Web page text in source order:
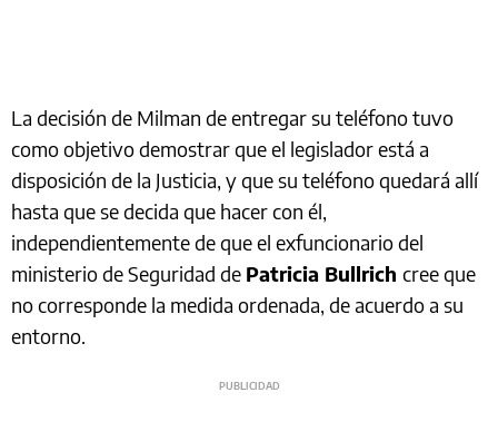
La decisión de Milman de entregar su teléfono tuvo
como objetivo demostrar que el legislador está a
disposición de la Justicia, y que su teléfono quedará allí
hasta que se decida que hacer con él,
independientemente de que el exfuncionario del
ministerio de Seguridad de Patricia Bullrich cree que
no corresponde la medida ordenada, de acuerdo a su
entorno.